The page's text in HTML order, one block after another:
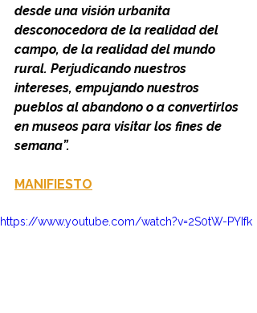
desde una visión urbanita
desconocedora de la realidad del
campo, de la realidad del mundo
rural. Perjudicando nuestros
intereses, empujando nuestros
pueblos al abandono o a convertirlos
en museos para visitar los fines de
semana”.
MANIFIESTO
https://www.youtube.com/watch?v=2S0tW-PYIfk